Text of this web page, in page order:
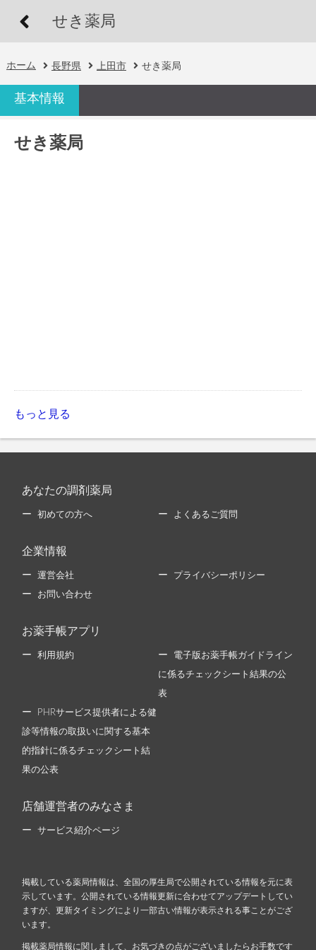
せき薬局
ホーム 長野県 上田市 せき薬局
基本情報
せき薬局
もっと見る
あなたの調剤薬局
初めての方へ よくあるご質問
企業情報
運営会社 プライバシーポリシー
お問い合わせ
お薬手帳アプリ
利用規約 電子版お薬手帳ガイドライン
に係るチェックシート結果の公
表
PHRサービス提供者による健
診等情報の取扱いに関する基本
的指針に係るチェックシート結
果の公表
店舗運営者のみなさま
サービス紹介ページ
掲載している薬局情報は、全国の厚生局で公開されている情報を元に表
示しています。公開されている情報更新に合わせてアップデートしてい
ますが、更新タイミングにより一部古い情報が表示される事ことがござ
います。
掲載薬局情報に関しまして、お気づきの点がございましたらお手数です